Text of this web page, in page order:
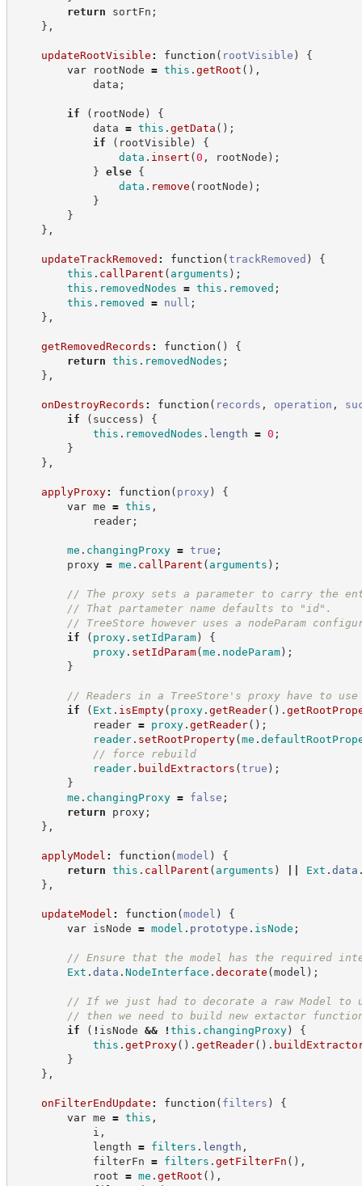
return sortFn ;
} ,
updateRootVisible : function ( rootVisible )
{
var rootNode = this . getRoot ( ) ,
data ;
if ( rootNode )
{
data = this . getData ( ) ;
if
( rootVisible )
{
data . insert (0 , rootNode ) ;
} else
{
data . remove ( rootNode ) ;
}
}
} ,
updateTrackRemoved : function (trackRemoved )
{
this . callParent ( arguments ) ;
this . removedNodes = this . removed ;
this . removed = null ;
} ,
getRemovedRecords : function ( )
{
return this . removedNodes ;
} ,
onDestroyRecords : function ( records , operation ,
if
( success )
{
this . removedNodes . length = 0 ;
}
} ,
applyProxy: function ( proxy )
{
var me = this ,
reader;
me . changingProxy = true ;
proxy = me . callParent ( arguments ) ;
// The proxy sets a parameter to carry the
// That partameter name defaults to "id".
// TreeStore however uses a nodeParam
if
( proxy. setIdParam)
{
proxy. setIdParam(me . nodeParam) ;
}
// Readers in a TreeStore's proxy have to
if
( Ext . isEmpty( proxy. getReader( ) .
reader = proxy. getReader( ) ;
reader. setRootProperty(me .
// force rebuild
reader. buildExtractors (true ) ;
}
me . changingProxy = false ;
return proxy;
} ,
applyModel : function (model )
{
return this . callParent ( arguments ) Ext . data
} ,
updateModel : function (model )
{
var isNode = model . prototype . isNode ;
// Ensure that the model has the required
Ext . data . NodeInterface . decorate (model ) ;
// If we just had to decorate a raw Model to
// then we need to build new extactor
if
( ! isNode && ! this . changingProxy)
{
this . getProxy( ) . getReader( ) .
}
} ,
onFilterEndUpdate : function ( filters )
{
var me = this ,
i ,
length = filters . length ,
filterFn = filters . getFilterFn ( ) ,
root = me . getRoot ( ) ,